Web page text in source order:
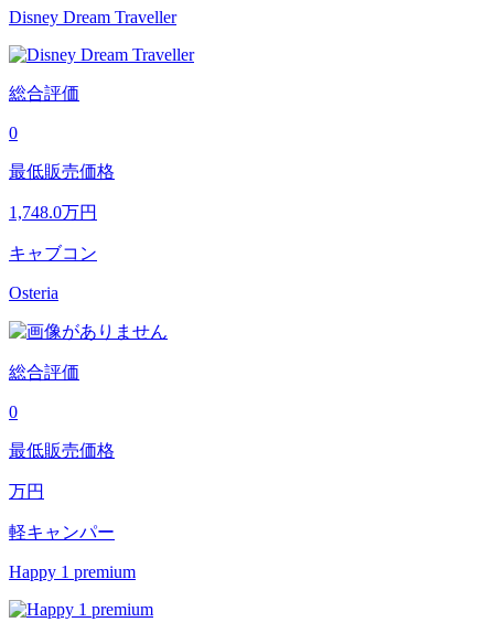
Disney Dream Traveller
総合評価
0
最低販売価格
1,748.0万円
キャブコン
Osteria
総合評価
0
最低販売価格
万円
軽キャンパー
Happy 1 premium